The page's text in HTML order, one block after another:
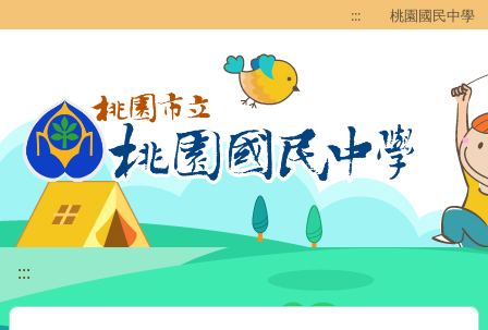
::: 桃園國民中學
:::